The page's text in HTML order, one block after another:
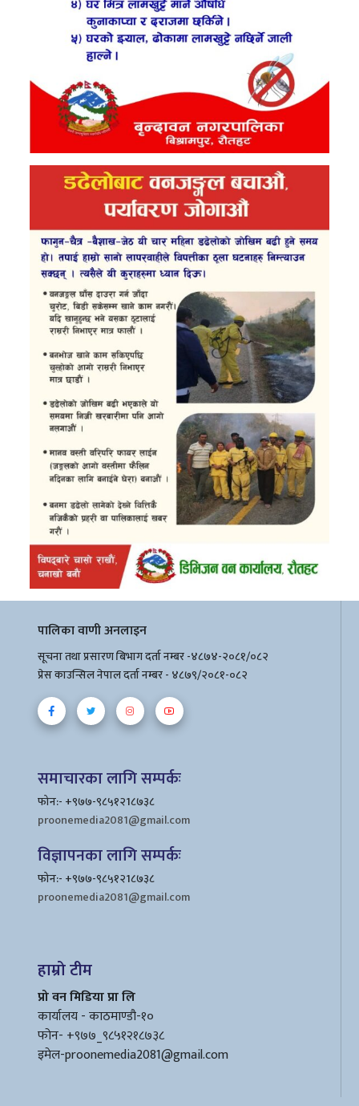
पालिका वाणी अनलाइन
सूचना तथा प्रसारण बिभाग दर्ता नम्बर -४८७४-२०८१/०८२
प्रेस काउन्सिल नेपाल दर्ता नम्बर - ४८७९/२०८१-०८२
समाचारका लागि सम्पर्कः
फोन:- +९७७-९८५१२1८७३८
proonemedia2081@gmail.com
विज्ञापनका लागि सम्पर्कः
फोन:- +९७७-९८५१२1८७३८
proonemedia2081@gmail.com
हाम्रो टीम
प्रो वन मिडिया प्रा लि
कार्यालय - काठमाण्डौ-१०
फोन- +९७७_९८५१२१८७३८
इमेल-proonemedia2081@gmail.com